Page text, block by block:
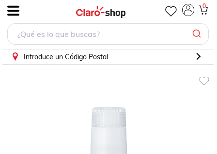
0
Introduce un Código Postal
Tanque de Tinta Canon Pixma GI-11 Amarillo